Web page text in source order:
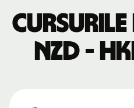
Cursurile
NZD -